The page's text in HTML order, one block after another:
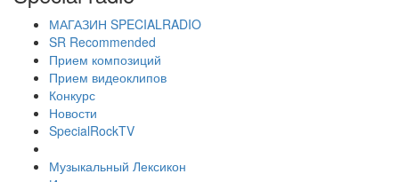
МАГАЗИН SPECIALRADIO
SR Recommended
Прием композиций
Прием видеоклипов
Конкурс
Новости
SpecialRockTV
Музыкальный Лексикон